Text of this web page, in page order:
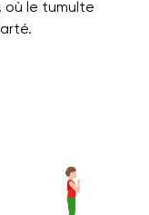
où le tumulte